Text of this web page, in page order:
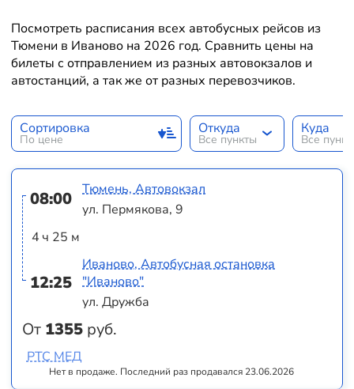
Посмотреть расписания всех автобусных рейсов из
Тюмени в Иваново на 2026 год. Сравнить цены на
билеты с отправлением из разных автовокзалов и
автостанций, а так же от разных перевозчиков.
Сортировка
По цене
Откуда
Все пункты
Куда
Все
08:00
4 ч 25 м
12:25
От 1355 руб.
Тюмень, Автовокзал
ул. Пермякова, 9
Иваново, Автобусная остановка
"Иваново"
ул. Дружба
Нет в продаже. Последний раз продавался 23.06.2026
РТС МЕД